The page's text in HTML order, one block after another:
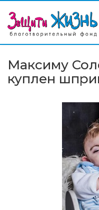
Максиму
куплен